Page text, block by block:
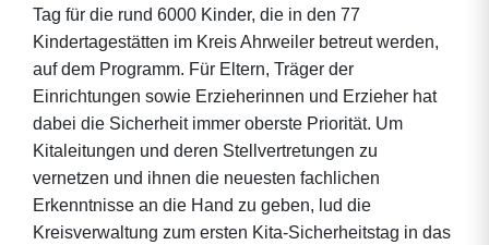
Tag für die rund 6000 Kinder, die in den 77
Kindertagestätten im Kreis Ahrweiler betreut werden,
auf dem Programm. Für Eltern, Träger der
Einrichtungen sowie Erzieherinnen und Erzieher hat
dabei die Sicherheit immer oberste Priorität. Um
Kitaleitungen und deren Stellvertretungen zu
vernetzen und ihnen die neuesten fachlichen
Erkenntnisse an die Hand zu geben, lud die
Kreisverwaltung zum ersten Kita-Sicherheitstag in das